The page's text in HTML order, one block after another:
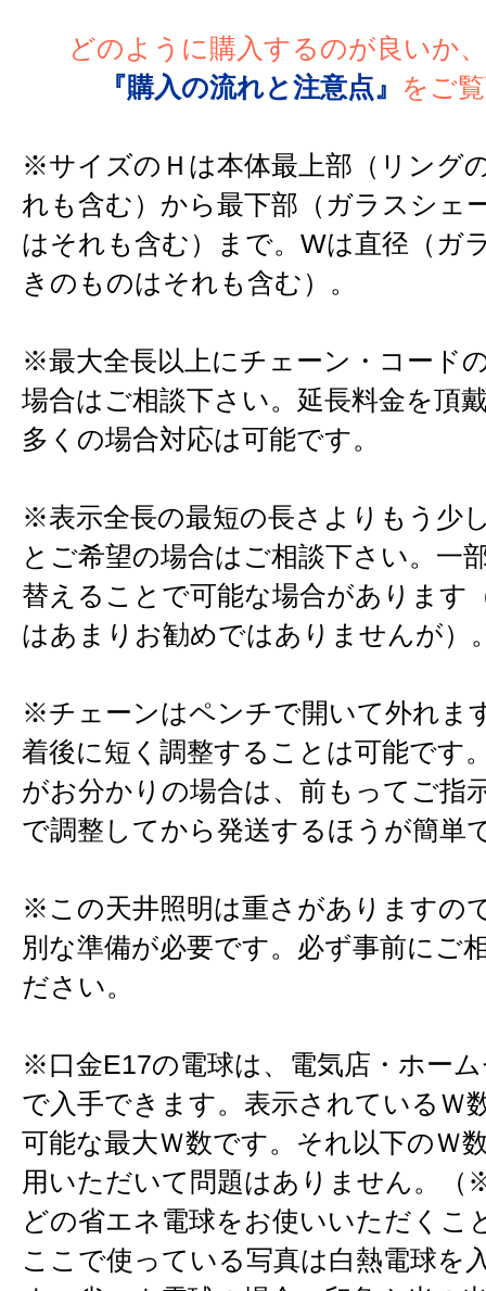
どのように購入するのが良いか
『購入の流れと注意点』
をご
※サイズのＨは本体最上部（リング
れも含む）から最下部（ガラスシェ
はそれも含む）まで。Wは直径（ガ
きのものはそれも含む）。
※最大全長以上にチェーン・コード
場合はご相談下さい。延長料金を頂
多くの場合対応は可能です。
※表示全長の最短の長さよりもう少
とご希望の場合はご相談下さい。一
替えることで可能な場合があります
はあまりお勧めではありませんが）
※チェーンはペンチで開いて外れま
着後に短く調整することは可能です
がお分かりの場合は、前もってご指
で調整してから発送するほうが簡単
※この天井照明は重さがありますの
別な準備が必要です。必ず事前にご
ださい。
※口金E17の電球は、電気店・ホー
で入手できます。表示されているＷ
可能な最大Ｗ数です。それ以下のＷ
用いただいて問題はありません。（
どの省エネ電球をお使いいただくこ
ここで使っている写真は白熱電球を